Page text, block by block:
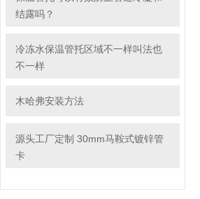
结露吗？
冷冻水保温管托区域不一样叫法也
不一样
木哈弗安装方法
源头工厂定制 30mm马鞍式镀锌管
卡